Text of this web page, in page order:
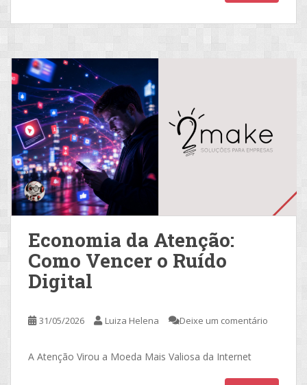
Economia da Atenção:
Como Vencer o Ruído
Digital
31/05/2026 Luiza Helena Deixe um comentário
A Atenção Virou a Moeda Mais Valiosa da Internet